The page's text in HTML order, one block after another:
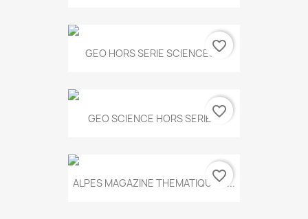
GEO HORS SERIE SCIENCES...
favorite_border
GEO SCIENCE HORS SERIE...favorite_border
ALPES MAGAZINE THEMATIQUE N...
favorite_border